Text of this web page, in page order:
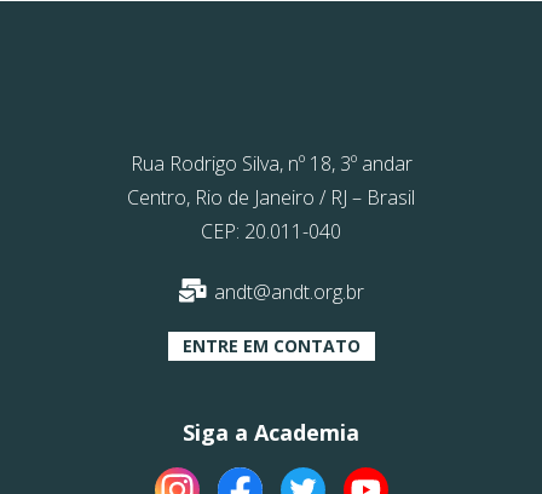
Rua Rodrigo Silva, nº 18, 3º andar
Centro, Rio de Janeiro / RJ – Brasil
CEP: 20.011-040
andt@andt.org.br
ENTRE EM CONTATO
Siga a Academia